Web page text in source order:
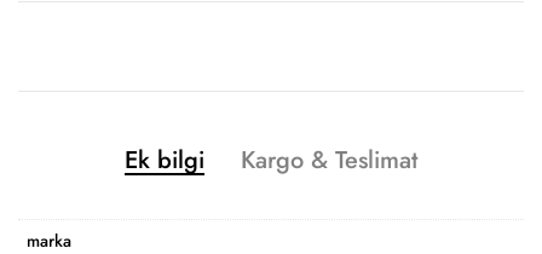
Ek bilgi Kargo & Teslimat
marka